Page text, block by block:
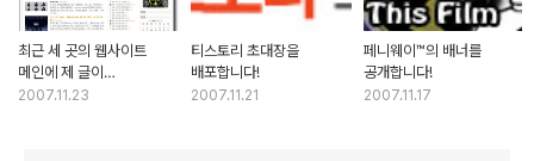
최근 세 곳의 웹사이트
메인에 제 글이
포스팅되었습니다.
2007.11.23
티스토리 초대장을
배포합니다!
2007.11.21
페니웨이™의 배너를
공개합니다!
2007.11.17